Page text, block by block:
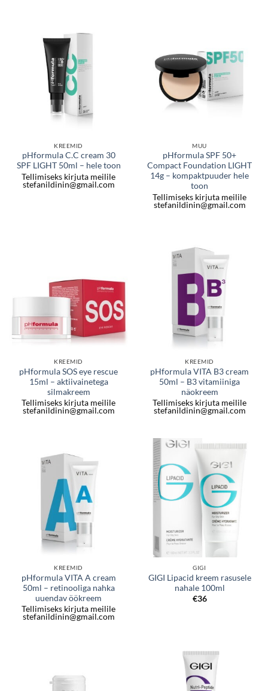
KREEMID
pHformula C.C cream 30
SPF LIGHT 50ml – hele toon
Tellimiseks kirjuta meilile
stefanildinin@gmail.com
MUU
pHformula SPF 50+
Compact Foundation LIGHT
14g – kompaktpuuder hele
toon
Tellimiseks kirjuta meilile
stefanildinin@gmail.com
KREEMID
pHformula SOS eye rescue
15ml – aktiivainetega
silmakreem
Tellimiseks kirjuta meilile
stefanildinin@gmail.com
KREEMID
pHformula VITA B3 cream
50ml – B3 vitamiiniga
näokreem
Tellimiseks kirjuta meilile
stefanildinin@gmail.com
KREEMID
pHformula VITA A cream
50ml – retinooliga nahka
uuendav öökreem
Tellimiseks kirjuta meilile
stefanildinin@gmail.com
GIGI
GIGI Lipacid kreem rasusele
nahale 100ml
€36